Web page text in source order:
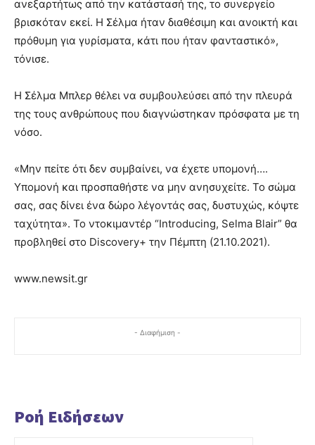
ανεξαρτήτως από την κατάστασή της, το συνεργείο
βρισκόταν εκεί. Η Σέλμα ήταν διαθέσιμη και ανοικτή και
πρόθυμη για γυρίσματα, κάτι που ήταν φανταστικό»,
τόνισε.
Η Σέλμα Μπλερ θέλει να συμβουλεύσει από την πλευρά
της τους ανθρώπους που διαγνώστηκαν πρόσφατα με τη
νόσο.
«Μην πείτε ότι δεν συμβαίνει, να έχετε υπομονή….
Υπομονή και προσπαθήστε να μην ανησυχείτε. Το σώμα
σας, σας δίνει ένα δώρο λέγοντάς σας, δυστυχώς, κόψτε
ταχύτητα». Το ντοκιμαντέρ “Introducing, Selma Blair” θα
προβληθεί στο Discovery+ την Πέμπτη (21.10.2021).
www.newsit.gr
- Διαφήμιση -
Ροή Ειδήσεων